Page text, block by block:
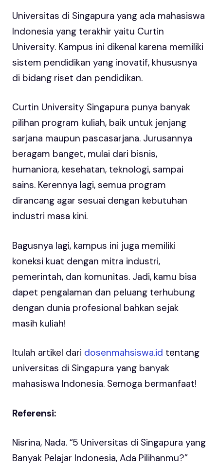
Universitas di Singapura yang ada mahasiswa
Indonesia yang terakhir yaitu Curtin
University. Kampus ini dikenal karena memiliki
sistem pendidikan yang inovatif, khususnya
di bidang riset dan pendidikan.
Curtin University Singapura punya banyak
pilihan program kuliah, baik untuk jenjang
sarjana maupun pascasarjana. Jurusannya
beragam banget, mulai dari bisnis,
humaniora, kesehatan, teknologi, sampai
sains. Kerennya lagi, semua program
dirancang agar sesuai dengan kebutuhan
industri masa kini.
Bagusnya lagi, kampus ini juga memiliki
koneksi kuat dengan mitra industri,
pemerintah, dan komunitas. Jadi, kamu bisa
dapet pengalaman dan peluang terhubung
dengan dunia profesional bahkan sejak
masih kuliah!
Itulah artikel dari dosenmahsiswa.id tentang
universitas di Singapura yang banyak
mahasiswa Indonesia. Semoga bermanfaat!
Referensi:
Nisrina, Nada. “5 Universitas di Singapura yang
Banyak Pelajar Indonesia, Ada Pilihanmu?”